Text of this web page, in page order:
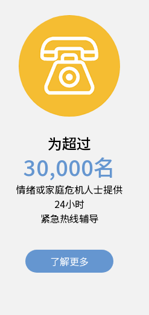
为超过
30,000名
情绪或家庭危机人士提供
24小时
紧急热线辅导
了解更多